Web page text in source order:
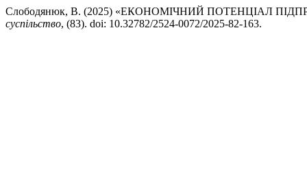
Слободянюк, В. (2025) «ЕКОНОМІЧНИЙ ПОТЕНЦІАЛ
суспільство, (83). doi: 10.32782/2524-0072/2025-82-163.